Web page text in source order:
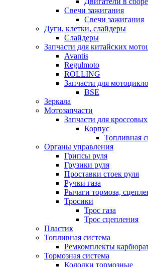
Свечи зажигания
Свечи зажигания
Дуги, клетки, слайдеры
Слайдеры
Запчасти для китайских
Avantis
Regulmoto
ROLLING
Запчасти для
BSE
Зеркала
Мотозапчасти
Запчасти для
Корпус
Топливная
Органы управления
Грипсы руля
Грузики руля
Проставки стоек руля
Ручки газа
Рычаги тормоза,
Тросики
Трос газа
Трос сцепления
Пластик
Топливная система
Ремкомплекты
Тормозная система
Колодки тормозные